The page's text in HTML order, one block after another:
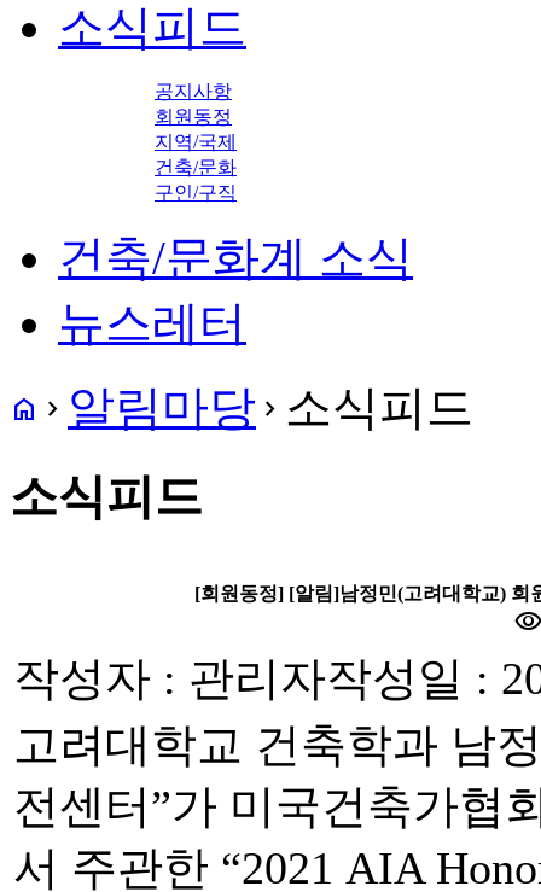
소식피드
공지사항
회원동정
지역/국제
건축/문화
구인/구직
건축/문화계 소식
뉴스레터
home navigate_next 알림마당 navigate_next 소식피드
소식피드
[회원동정] [알림]남정민(고려대학교) 회
작성자 : 관리자작성일 :
고려대학교 건축학과 남
전센터”가 미국건축가협
서 주관한 “2021 AIA